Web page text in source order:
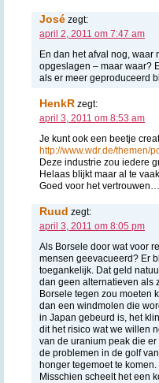
José zegt:
april 2, 2011 om 7:47 am
En dan het afval nog, waar
opgeslagen – maar waar?
als er meer geproduceerd
HenkR zegt:
april 3, 2011 om 8:53 am
Je kunt ook een beetje
http://www.wdr.de/themen/
Deze industrie zou iedere
Helaas blijkt maar al te
Goed voor het vertrouwen…
Ruud zegt:
april 3, 2011 om 8:05 pm
Als Borsele door wat voor
mensen geevacueerd? Er
toegankelijk. Dat geld
dan geen alternatieven als
Borsele tegen zou moeten
dan een windmolen die
in Japan gebeurd is, het
dit het risico wat we willen
van de uranium peak die
de problemen in de golf
honger tegemoet te
Misschien scheelt het een